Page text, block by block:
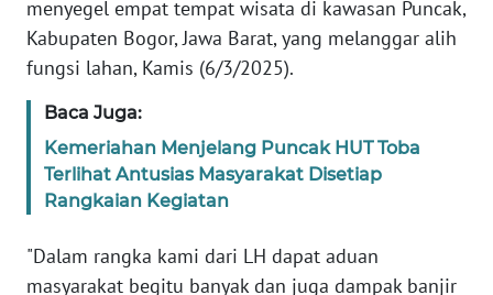
menyegel empat tempat wisata di kawasan Puncak,
Kabupaten Bogor, Jawa Barat, yang melanggar alih
fungsi lahan, Kamis (6/3/2025).
Baca Juga:
Kemeriahan Menjelang Puncak HUT Toba
Terlihat Antusias Masyarakat Disetiap
Rangkaian Kegiatan
"Dalam rangka kami dari LH dapat aduan
masyarakat begitu banyak dan juga dampak banjir
JABAR
WN
BANTEN
WN
NTT
WN